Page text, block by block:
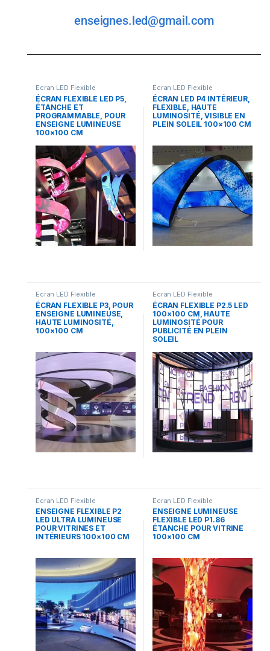
enseignes.led@gmail.com
Ecran LED Flexible
ÉCRAN FLEXIBLE LED P5,
ÉTANCHE ET
PROGRAMMABLE, POUR
ENSEIGNE LUMINEUSE
100×100 CM
Ecran LED Flexible
ÉCRAN LED P4 INTÉRIEUR,
FLEXIBLE, HAUTE
LUMINOSITÉ, VISIBLE EN
PLEIN SOLEIL 100×100 CM
Ecran LED Flexible
ÉCRAN FLEXIBLE P3, POUR
ENSEIGNE LUMINEUSE,
HAUTE LUMINOSITÉ,
100×100 CM
Ecran LED Flexible
ÉCRAN FLEXIBLE P2.5 LED
100×100 CM, HAUTE
LUMINOSITÉ POUR
PUBLICITÉ EN PLEIN
SOLEIL
Ecran LED Flexible
ENSEIGNE FLEXIBLE P2
LED ULTRA LUMINEUSE
POUR VITRINES ET
INTÉRIEURS 100×100 CM
Ecran LED Flexible
ENSEIGNE LUMINEUSE
FLEXIBLE LED P1.86
ÉTANCHE POUR VITRINE
100×100 CM